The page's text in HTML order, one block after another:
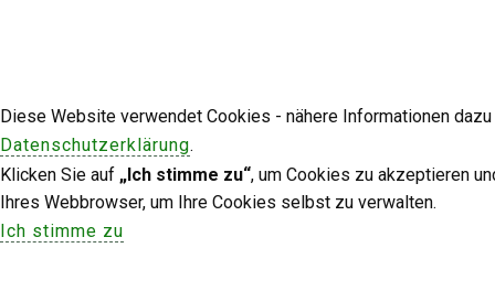
Diese Website verwendet Cookies - nähere Informationen
Datenschutzerklärung.
Klicken Sie auf „Ich stimme zu“, um Cookies zu akzeptieren
Ihres Webbrowser, um Ihre Cookies selbst zu verwalten.
Ich stimme zu